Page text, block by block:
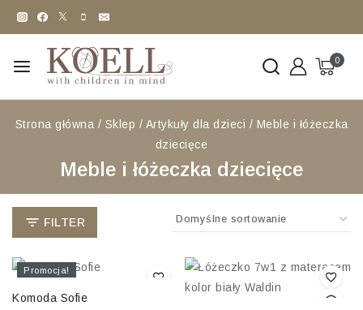
0
Strona główna / Sklep / Artykuły dla dzieci / Meble i łóżeczka
dziecięce
Meble i łóżeczka dziecięce
FILTER
Promocja!
Komoda Sofie